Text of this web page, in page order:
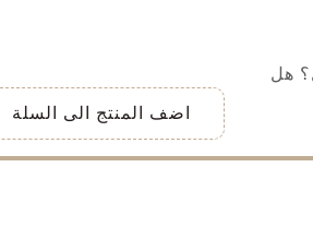
اضف المنتج الى السلة